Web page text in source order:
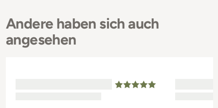
Andere haben sich auch
angesehen